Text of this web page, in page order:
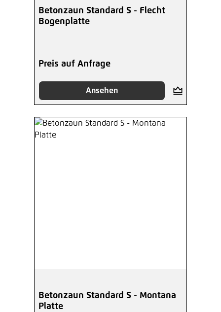
Betonzaun Standard S - Flecht
Bogenplatte
Preis auf Anfrage
Ansehen
Betonzaun Standard S - Montana
Platte